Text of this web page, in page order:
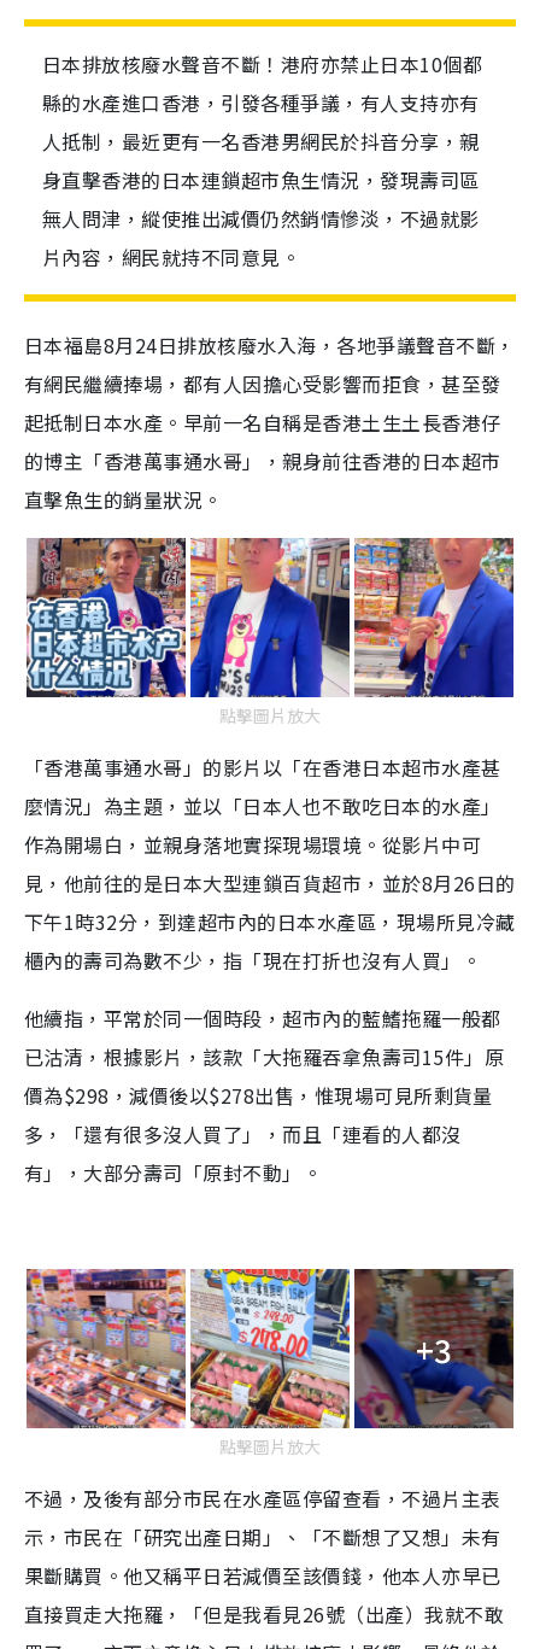
日本排放核廢水聲音不斷！港府亦禁止日本10個都
縣的水產進口香港，引發各種爭議，有人支持亦有
人抵制，最近更有一名香港男網民於抖音分享，親
身直擊香港的日本連鎖超市魚生情況，發現壽司區
無人問津，縱使推出減價仍然銷情慘淡，不過就影
片內容，網民就持不同意見。
日本福島8月24日排放核廢水入海，各地爭議聲音不斷，
有網民繼續捧場，都有人因擔心受影響而拒食，甚至發
起抵制日本水產。早前一名自稱是香港土生土長香港仔
的博主「香港萬事通水哥」，親身前往香港的日本超市
直擊魚生的銷量狀況。
點擊圖片放大
「香港萬事通水哥」的影片以「在香港日本超市水產甚
麼情況」為主題，並以「日本人也不敢吃日本的水產」
作為開場白，並親身落地實探現場環境。從影片中可
見，他前往的是日本大型連鎖百貨超市，並於8月26日的
下午1時32分，到達超市內的日本水產區，現場所見冷藏
櫃內的壽司為數不少，指「現在打折也沒有人買」。
他續指，平常於同一個時段，超市內的藍鰭拖羅一般都
已沽清，根據影片，該款「大拖羅吞拿魚壽司15件」原
價為$298，減價後以$278出售，惟現場可見所剩貨量
多，「還有很多沒人買了」，而且「連看的人都沒
有」，大部分壽司「原封不動」。
+3
點擊圖片放大
不過，及後有部分市民在水產區停留查看，不過片主表
示，市民在「研究出產日期」、「不斷想了又想」未有
果斷購買。他又稱平日若減價至該價錢，他本人亦早已
直接買走大拖羅，「但是我看見26號（出產）我就不敢